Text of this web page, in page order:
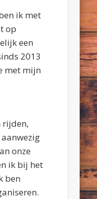
ik met
op
een
2013
met mijn
rijden,
onze
ik bij het
ben